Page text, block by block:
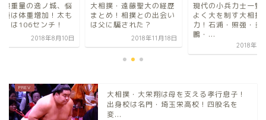
撲・遠藤聖大の経歴
め！相撲との出会い
に騙された？
2018年11月18日
現代の小兵力士一覧！小
よく大を制す大相撲の魅
力！石浦・照強・炎
2018年7月13日
幕内最重量の逸ノ城
みの種は体重増加！
も周りは106センチ
大相撲・大栄翔は母を支える孝行息子！
出身校は名門・埼玉栄高校！四股名を
変...